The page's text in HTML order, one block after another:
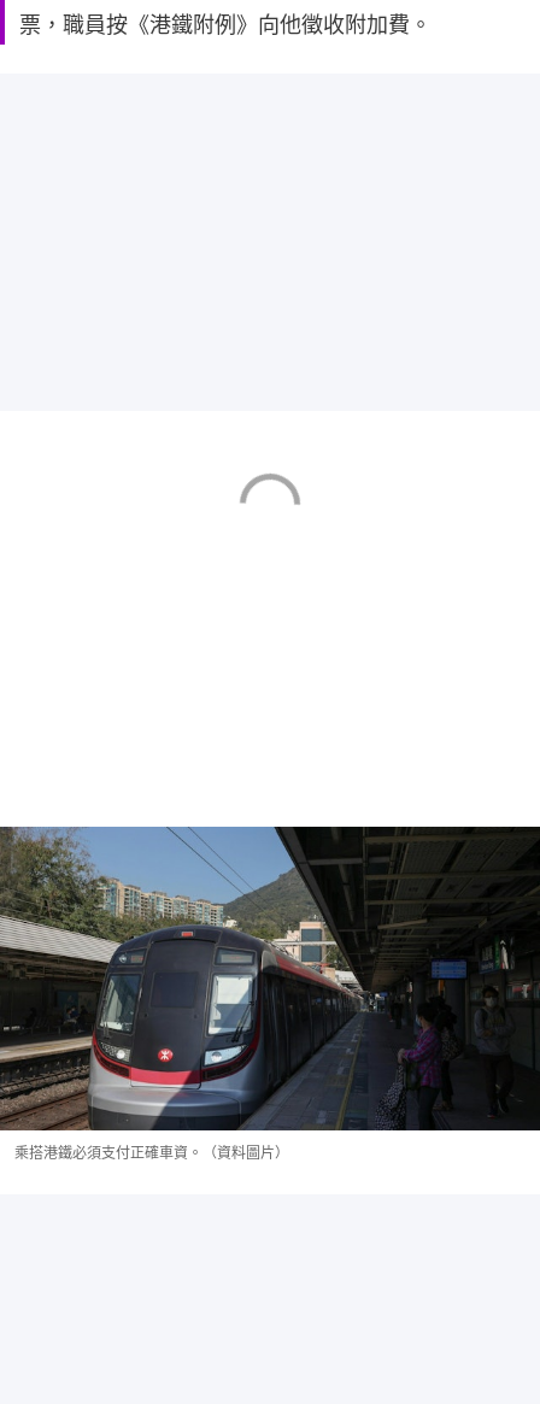
票，職員按《港鐵附例》向他徵收附加費。
乘搭港鐵必須支付正確車資。（資料圖片）